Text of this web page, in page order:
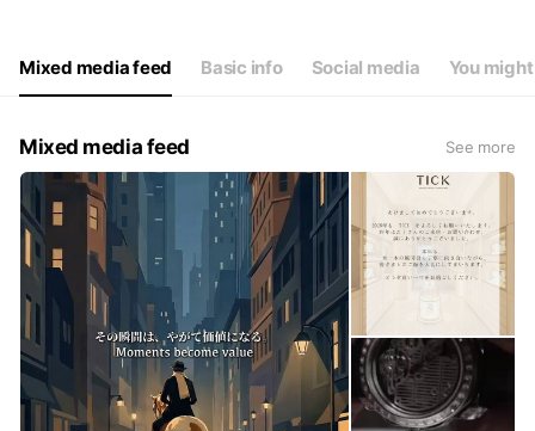
Sat
11:00 - 19:30
定休日：年末年始
Mixed media feed Basic info Social media You
Mixed media feed See more